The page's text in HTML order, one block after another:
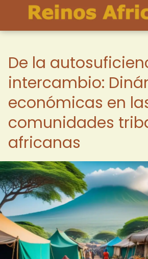
De la
intercambio:
económicas en
comunidades
africanas